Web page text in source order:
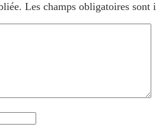
Les champs obligatoires sont